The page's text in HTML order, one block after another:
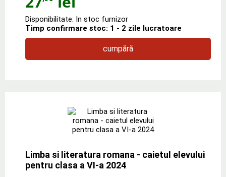
Disponibilitate: In stoc furnizor
Timp confirmare stoc: 1 - 2 zile lucratoare
cumpără
Limba si literatura romana - caietul elevului
pentru clasa a VI-a 2024